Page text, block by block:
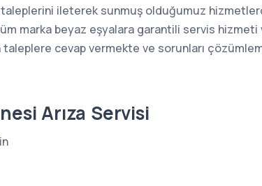
ileterek sunmuş olduğumuz
marka beyaz eşyalara garantili servis
cevap vermekte ve sorunları
Arıza Servisi